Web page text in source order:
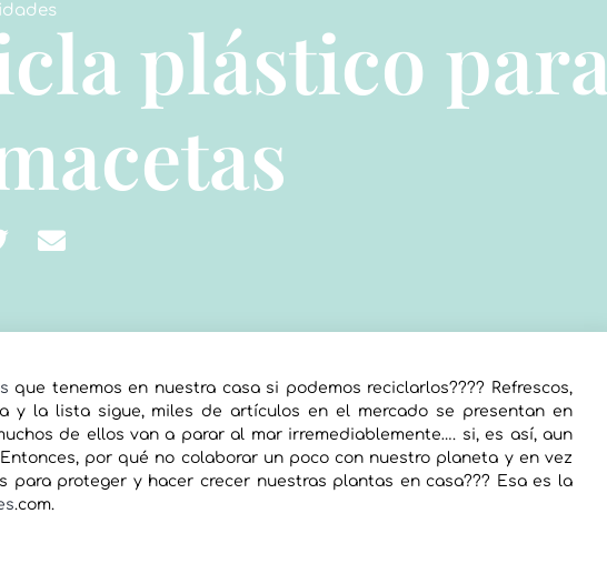
plástico
que tenemos en nuestra casa si podemos reciclarlos???? Refrescos,
y la lista sigue, miles de artículos en el mercado se presentan en
de ellos van a parar al mar irremediablemente…. si, es así, aun
por qué no colaborar un poco con nuestro planeta y en vez
proteger y hacer crecer nuestras plantas en casa??? Esa es la
.com.